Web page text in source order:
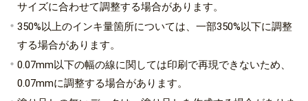
サイズに合わせて調整する場合があります。
350%以上のインキ量箇所については、一部350%以下に調整
する場合があります。
0.07mm以下の幅の線に関しては印刷で再現できないため、
0.07mmに調整する場合があります。